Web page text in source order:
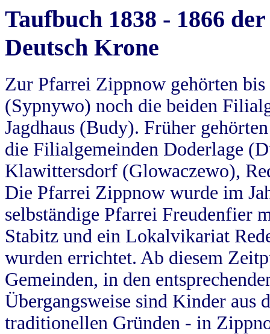
Taufbuch 1838 - 1866
Deutsch Krone
Zur Pfarrei Zippnow gehörten
(Sypnywo) noch die beiden
Jagdhaus (Budy). Früher
die Filialgemeinden Doderlage
Klawittersdorf (Glowaczewo),
Die Pfarrei Zippnow wurde im
selbständige Pfarrei Freudenfier
Stabitz und ein Lokalvikariat
wurden errichtet. Ab diesem
Gemeinden, in den
Übergangsweise sind Kinder aus
traditionellen Gründen - in